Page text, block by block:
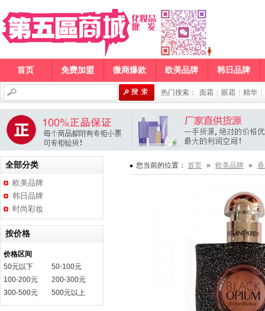
首页 免费加盟 微商爆款 欧美品牌 韩日品牌
热门搜索： 面霜 眼霜 精华
您当前的位置： 首页 » 欧美品牌 »
全部分类
欧美品牌
韩日品牌
时尚彩妆
按价格
价格区间
50元以下
50-100元
100-200元
200-300元
300-500元
500元以上